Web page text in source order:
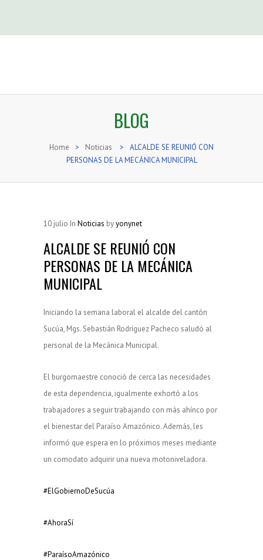
BLOG
Home > Noticias >
ALCALDE SE REUNIÓ CON
PERSONAS DE LA MECÁNICA MUNICIPAL
10 julio In Noticias byyonynet
ALCALDE SE REUNIÓ CON
PERSONAS DE LA MECÁNICA
MUNICIPAL
Iniciando la semana laboral el alcalde del cantón
Sucúa, Mgs. Sebastián Rodríguez Pacheco saludó al
personal de la Mecánica Municipal.
El burgomaestre conoció de cerca las necesidades
de esta dependencia, igualmente exhortó a los
trabajadores a seguir trabajando con más ahínco por
el bienestar del Paraíso Amazónico. Además, les
informó que espera en lo próximos meses mediante
un comodato adquirir una nueva motoniveladora.
#ElGobiernoDeSucúa
#AhoraSí
#ParaísoAmazónico